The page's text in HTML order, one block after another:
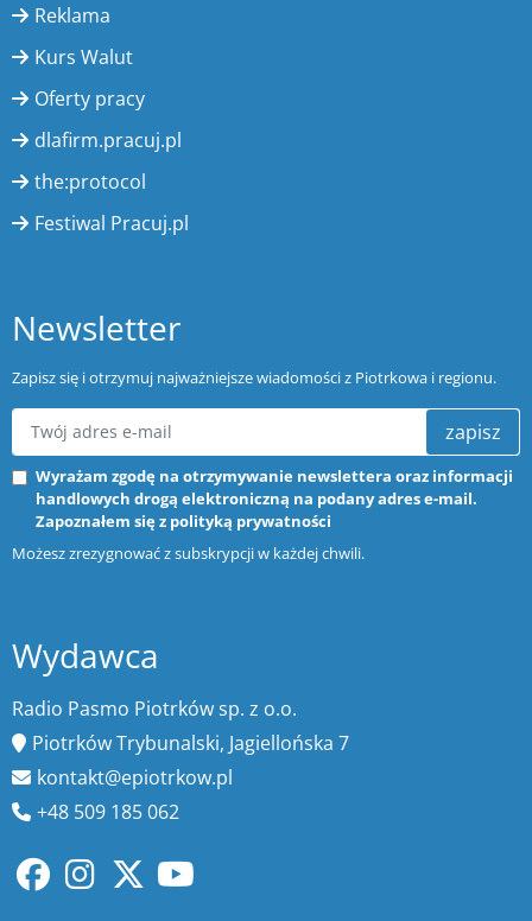
Reklama
Kurs Walut
Oferty pracy
dlafirm.pracuj.pl
the:protocol
Festiwal Pracuj.pl
Newsletter
Zapisz się i otrzymuj najważniejsze wiadomości z Piotrkowa i regionu.
zapisz
Wyrażam zgodę na otrzymywanie newslettera oraz informacji
handlowych drogą elektroniczną na podany adres e-mail.
Zapoznałem się z polityką prywatności
Możesz zrezygnować z subskrypcji w każdej chwili.
Wydawca
Radio Pasmo Piotrków sp. z o.o.
Piotrków Trybunalski, Jagiellońska 7
kontakt@epiotrkow.pl
+48 509 185 062